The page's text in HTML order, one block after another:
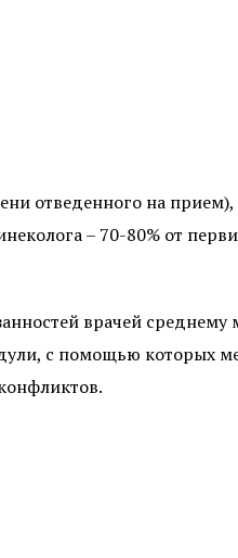
отведенного на
– 70-80% от
врачей
с помощью которых